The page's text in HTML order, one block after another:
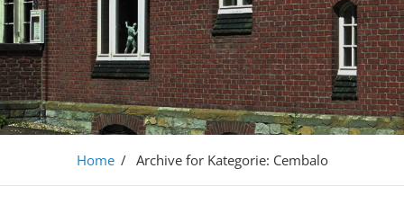
Home / Archive for Kategorie: Cembalo